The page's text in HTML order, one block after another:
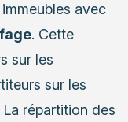
avec
. Cette
sur les
sur les
répartition des